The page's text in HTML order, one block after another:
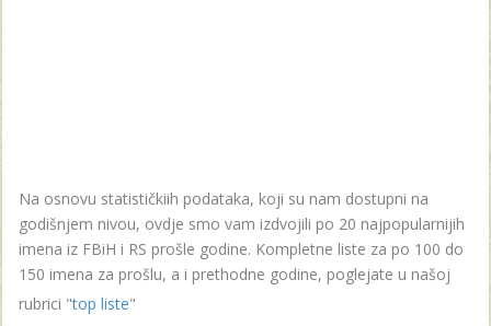
Na osnovu statističkiih podataka, koji su nam dostupni na
godišnjem nivou, ovdje smo vam izdvojili po 20 najpopularnijih
imena iz FBiH i RS prošle godine. Kompletne liste za po 100 do
150 imena za prošlu, a i prethodne godine, poglejate u našoj
rubrici "top liste"